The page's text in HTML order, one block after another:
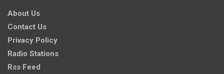
About Us
Contact Us
Privacy Policy
Radio Stations
Rss Feed